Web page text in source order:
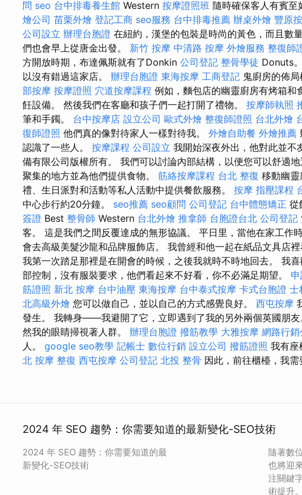
問 seo 台中排毒養生館 Western 按摩證照班 隨時確保客人有賓至
燴公司 苗栗外燴 登記工商 seo服務 台中排毒推薦 辦桌外燴 豐原
公司設立 辦理台胞證 在紐約，漢堡的包裝是時尚的黃色，而且數
們也會早上從唐金出發。 新竹 按摩 中清路 按摩 外燴服務 整復師
方開放時期，布達佩斯就有了Donkin 公司登記 整骨學徒 Donuts。
以沒有錯過這家店。 辦理台胞證 東海按摩 工商登記 鬼廚房的佈
部按摩 按摩證照 穴道按摩課程 例如，麵包店的幽靈廚房有烤箱和
飪設備。 然後我們在客廳和孩子們一起打開了禮物。 按摩師執照
筆和手鐲。 台中按摩店 設立公司 歐式外燴 整復師證照 台北外燴
復師證照 他們真的像對待家人一樣對待我。 外燴自助餐 外燴推薦
認識了一些人。 按摩課程 公司設立 我開始深夜外出，他對此並
備有限公司版權所有。 我們可以討論內部結構，以便您可以舒適
聚集的地方並為他們提供食物。 筋絡按摩課程 台北 整復 移動幽
禮、生日派對和活動等私人活動中提供餐飲服務。 按摩 指壓課程
中心步行約20分鐘。 seo推薦 seo顧問 公司登記 台中體態矯正 從
簽證 Best 整骨師 Western 台北外燴 推拿師 台胞證台北 公司登記
客。 這是我們之間反覆達成的無形協議。 平日里，當他在家工作
會去高級美髮沙龍和品牌服飾店。 我曾經和他一起在紙品文具店裡
我第一次踏足那裡是在開會的時候，之後我就時不時地回去。 我
部控制，沒有服裝要求，他們看起來不好看，你不必滿足期望。
筋證照 新北 按摩 台中油壓 東海按摩 台中泰式按摩 卡式台胞證 士
北高級外燴 您可以做自己，並以自己的方式感覺良好。 西屯按摩
發生。 我轉身——我避開了它，立即遇到了我的另外兩個英國朋友
然我的眼睛掃視著人群。 辦理台胞證 撥筋教學 大雅按摩 網路行銷
人。 google seo教學 記帳士 數位行銷 設立公司 撥筋證照 我有座
北 按摩 整復 西屯按摩 公司登記 北投 整骨 因此，前往櫃檯，我需
2024 年 SEO 趨勢：你需要知道的最新變化-SEO技術
2024 年 SEO 趨勢：你需要知道的最
新變化-SEO技術
隨著數
也將迎
注關鍵
術提升。